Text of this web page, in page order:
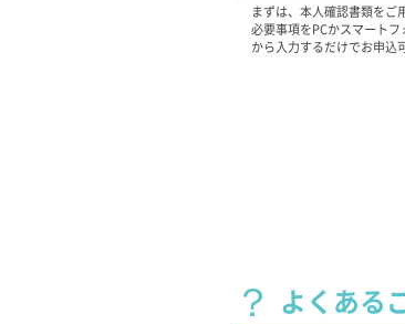
まずは、本人確認書類をご
必要事項をPCかスマートフ
から入力するだけでお申込
よくある